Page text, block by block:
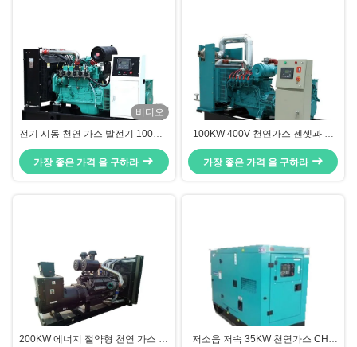
비디오
전기 시동 천연 가스 발전기 100KW
백업 전원 공급 장치 AC 개방형
가장 좋은 가격 을 구하라
100KW 400V 천연가스 젠셋과 수
냉각 변환 CUMMINS 엔진
가장 좋은 가격 을 구하라
200KW 에너지 절약형 천연 가스 엔
저소음 저속 35KW 천연가스 CHP